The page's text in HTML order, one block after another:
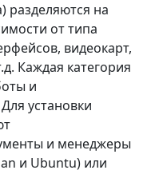
разделяются на
от типа
видеокарт,
Каждая категория
и
установки
и менеджеры
и Ubuntu) или